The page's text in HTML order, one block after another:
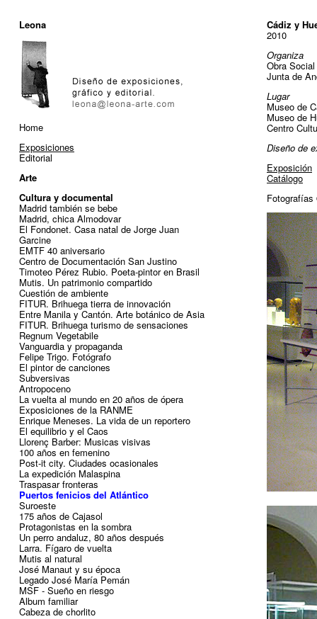
Leona
Home
Exposiciones
Editorial
Arte
Cultura y documental
Madrid también se bebe
Madrid, chica Almodovar
El Fondonet. Casa natal de Jorge Juan
Garcine
EMTF 40 aniversario
Centro de Documentación San Justino
Timoteo Pérez Rubio. Poeta-pintor en Brasil
Mutis. Un patrimonio compartido
Cuestión de ambiente
FITUR. Brihuega tierra de innovación
Entre Manila y Cantón. Arte botánico de Asia
FITUR. Brihuega turismo de sensaciones
Regnum Vegetabile
Vanguardia y propaganda
Felipe Trigo. Fotógrafo
El pintor de canciones
Subversivas
Antropoceno
La vuelta al mundo en 20 años de ópera
Exposiciones de la RANME
Enrique Meneses. La vida de un reportero
El equilibrio y el Caos
Llorenç Barber: Musicas visivas
100 años en femenino
Post-it city. Ciudades ocasionales
La expedición Malaspina
Traspasar fronteras
Puertos fenicios del Atlántico
Suroeste
175 años de Cajasol
Protagonistas en la sombra
Un perro andaluz, 80 años después
Larra. Fígaro de vuelta
Mutis al natural
José Manaut y su época
Legado José María Pemán
MSF - Sueño en riesgo
Album familiar
Cabeza de chorlito
Cádiz y
2010
Organiza
Obra
Junta de
Lugar
Museo de
Museo de
Centro
Diseño de
Exposición
Catálogo